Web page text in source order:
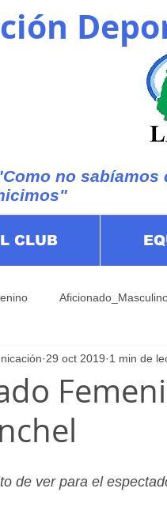
no sabíamos
CLUB
Juvenil_Femenino
Juvenil_Masculino
29 oct 2019 1 min de
de ver para el